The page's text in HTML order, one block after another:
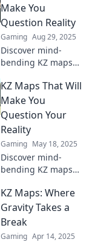
Make You
Question Reality
Gaming Aug 29, 2025
Discover mind-
bending KZ maps
perception of reality
—explore the
surreal and
unexpected!
KZ Maps That Will
Make You
Question Your
Reality
Gaming May 18, 2025
Discover mind-
bending KZ maps
perception of reality
—prepare to see the
world like never
before!
KZ Maps: Where
Gravity Takes a
Break
Gaming Apr 14, 2025